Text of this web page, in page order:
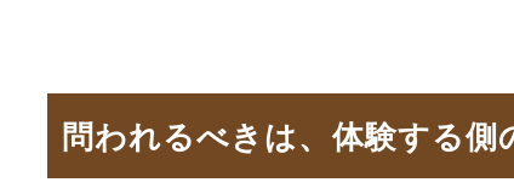
問われるべきは、体験する側